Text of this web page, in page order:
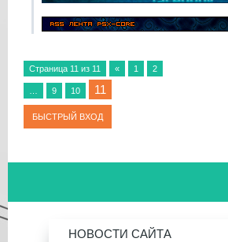
Страница 11 из 11 « 1 2
9 10 11
НОВОСТИ САЙТА